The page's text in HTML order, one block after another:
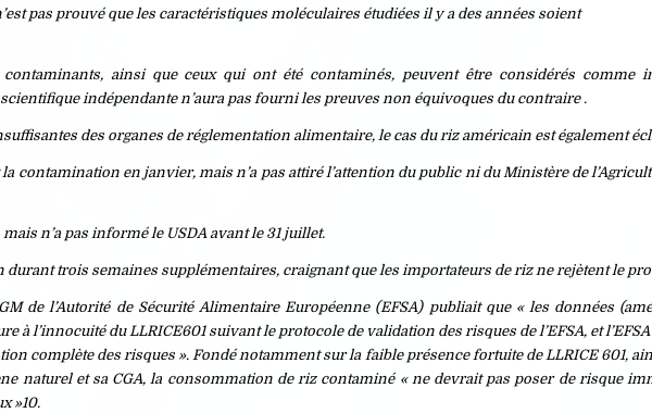
pas prouvé que les caractéristiques moléculaires étudiées il y a des années soient
ainsi que ceux qui ont été contaminés, peuvent être considérés comme
indépendante n’aura pas fourni les preuves non équivoques du contraire .
des organes de réglementation alimentaire, le cas du riz américain est également
contamination en janvier, mais n’a pas attiré l’attention du public ni du Ministère de
n’a pas informé le USDA avant le 31 juillet.
durant trois semaines supplémentaires, craignant que les importateurs de riz ne rejètent le
de l’Autorité de Sécurité Alimentaire Européenne (EFSA) publiait que « les données
à l’innocuité du LLRICE601 suivant le protocole de validation des risques de l’EFSA, et
complète des risques ». Fondé notamment sur la faible présence fortuite de LLRICE 601,
naturel et sa CGA, la consommation de riz contaminé « ne devrait pas poser de risque
»10.